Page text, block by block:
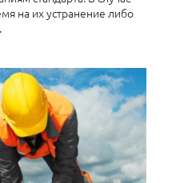
на их устранение либо